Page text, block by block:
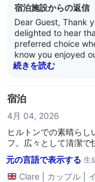
宿泊施設からの返信
Dear Guest, Thank
delighted to hear
preferred choice
know you enjoyed
location. We truly
続きを読む
宿泊
4月 04, 2026
ヒルトンでの素晴らし
フ。広々として清潔で
元の言語で表示する 生
Clare カップル